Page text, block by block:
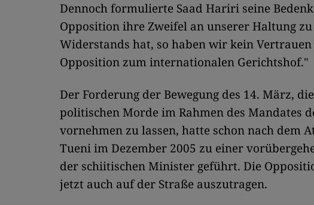
Dennoch formulierte Saad Hariri seine
Opposition ihre Zweifel an unserer Haltung zu
Widerstands hat, so haben wir kein
Opposition zum internationalen Gerichtshof."
Der Forderung der Bewegung des 14. März,
politischen Morde im Rahmen des Mandates
vornehmen zu lassen, hatte schon nach dem
Tueni im Dezember 2005 zu einer
der schiitischen Minister geführt. Die
jetzt auch auf der Straße auszutragen.